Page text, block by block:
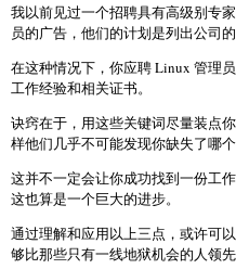
我以前见过一个招聘具有高级别专
员的广告，他们的计划是列出公司
在这种情况下，你应聘 Linux 管理
工作经验和相关证书。
诀窍在于，用这些关键词尽量装点
样他们几乎不可能发现你缺失了哪个
这并不一定会让你成功找到一份工
这也算是一个巨大的进步。
通过理解和应用以上三点，或许可
够比那些只有一线地狱机会的人领先